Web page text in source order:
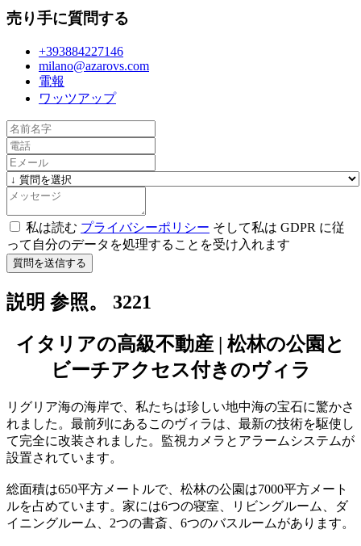
売り手に質問する
+393884227146
milano@azarovs.com
電報
ワッツアップ
私は読む プライバシーポリシー そして私は GDPR に従
って自分のデータを処理することを受け入れます
質問を送信する
説明 参照。 3221
イタリアの高級不動産 | 松林の公園と
ビーチアクセス付きのヴィラ
リグリア海の海岸で、私たちは珍しい地中海の宝石に驚かさ
れました。最前列にあるこのヴィラは、最新の技術を駆使し
て完全に改装されました。監視カメラとアラームシステムが
設置されています。
総面積は650平方メートルで、松林の公園は7000平方メート
ルを占めています。家には6つの寝室、リビングルーム、ダ
イニングルーム、2つの書斎、6つのバスルームがあります。